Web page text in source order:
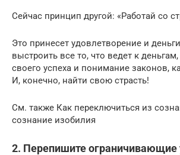
Сейчас принцип другой: «Работай со
Это принесет удовлетворение и
выстроить все то, что ведет к
своего успеха и понимание законов,
И, конечно, найти свою страсть!
См. также Как переключиться из
сознание изобилия
2. Перепишите ограничивающие